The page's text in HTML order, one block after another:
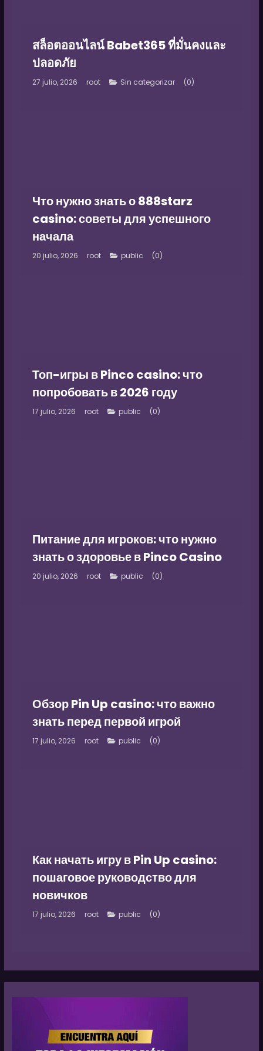
สล็อตออนไลน์ Babet365 ที่มั่นคงและ
ปลอดภัย
27 julio, 2026 root Sin categorizar (0)
Что нужно знать о 888starz
casino: советы для успешного
начала
20 julio, 2026 root public (0)
Топ-игры в Pinco casino: что
попробовать в 2026 году
17 julio, 2026 root public (0)
Питание для игроков: что нужно
знать о здоровье в Pinco Casino
20 julio, 2026 root public (0)
Обзор Pin Up casino: что важно
знать перед первой игрой
17 julio, 2026 root public (0)
Как начать игру в Pin Up casino:
пошаговое руководство для
новичков
17 julio, 2026 root public (0)